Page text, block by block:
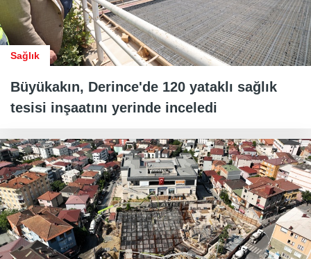
Sağlık
Büyükakın, Derince'de 120 yataklı sağlık
tesisi inşaatını yerinde inceledi